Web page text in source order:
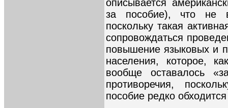
описывается
за пособие), что не
поскольку такая
сопровождаться
повышение языковых и
населения, которое,
вообще оставалось
противоречия,
пособие редко